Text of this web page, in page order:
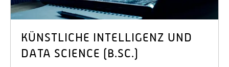
KÜNSTLICHE INTELLIGENZ UND
DATA SCIENCE (B.SC.)